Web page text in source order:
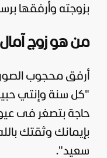
بزوجته وأرفقها
من هو زوج
أرفق محجوب
"كل سنة وإنتي
حاجة بتصغر فى
بإيمانك وثقتك
سعيد".